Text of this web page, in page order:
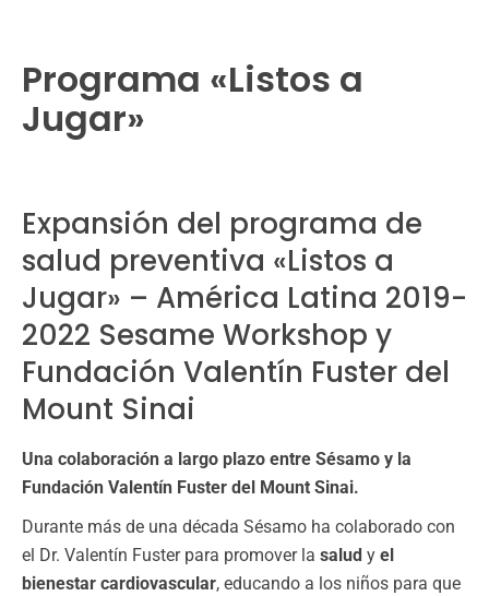
Programa «Listos a
Jugar»
Expansión del programa de
salud preventiva «Listos a
Jugar» – América Latina 2019-
2022 Sesame Workshop y
Fundación Valentín Fuster del
Mount Sinai
Una colaboración a largo plazo entre Sésamo y la
Fundación Valentín Fuster del Mount Sinai.
Durante más de una década Sésamo ha colaborado con
el Dr. Valentín Fuster para promover la salud y el
bienestar cardiovascular, educando a los niños para que